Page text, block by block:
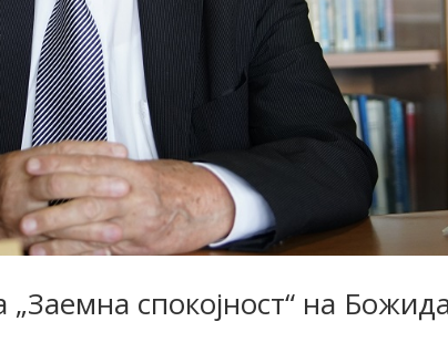
спокојност“ на